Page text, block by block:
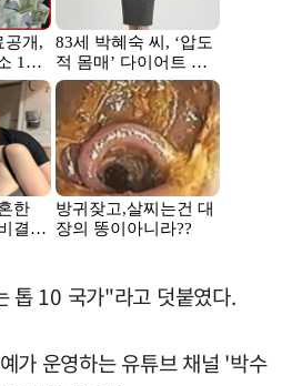
톱 10 국가"라고 덧붙였다.
가 운영하는 유튜브 채널 '박수